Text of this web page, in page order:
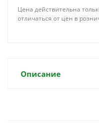
Цена действительна
отличаться от цен в
Описание